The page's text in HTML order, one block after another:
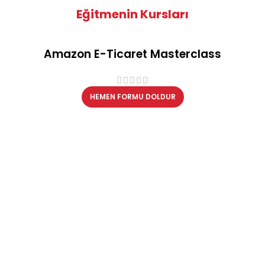
Eğitmenin Kursları
Amazon E-Ticaret Masterclass
HEMEN FORMU DOLDUR